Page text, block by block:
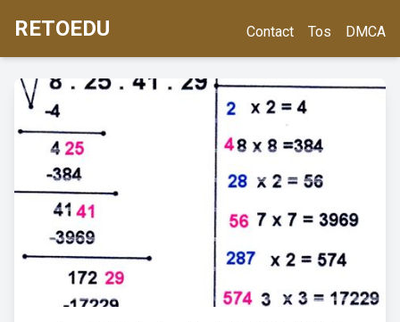
RETOEDU Contact Tos DMCA